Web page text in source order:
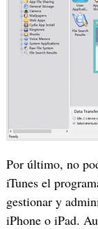
Por último, no
iTunes el
gestionar y
iPhone o iPad.